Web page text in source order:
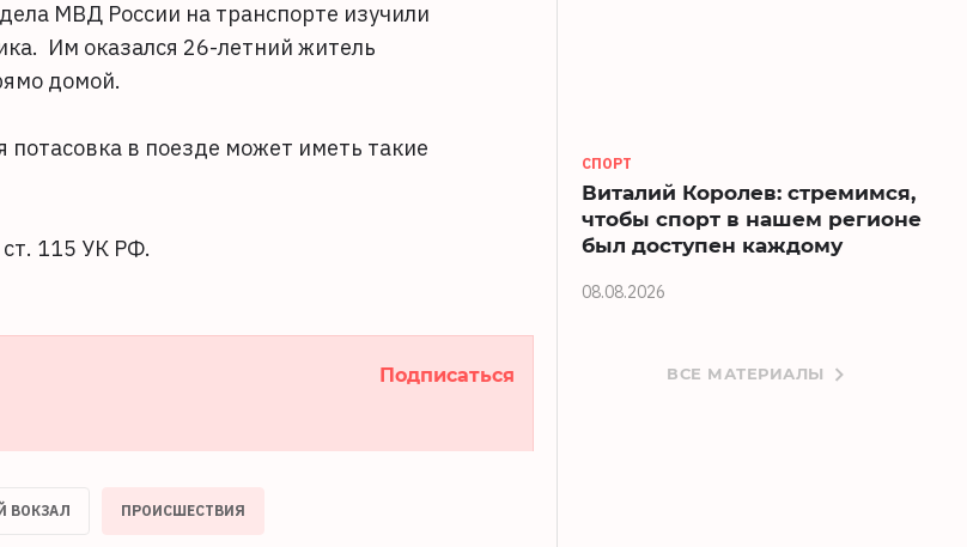
МВД России на транспорте изучили
Им оказался 26-летний житель
домой.
потасовка в поезде может иметь такие
ст. 115 УК РФ.
Подписаться
ВОКЗАЛ ПРОИСШЕСТВИЯ
СПОРТ
Виталий Королев: стремимся,
чтобы спорт в нашем регионе
был доступен каждому
08.08.2026
ВСЕ МАТЕРИАЛЫ